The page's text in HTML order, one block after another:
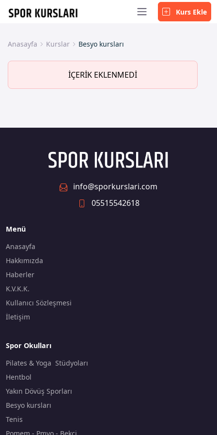
Kurs Ekle
Anasayfa Kurslar Besyo kursları
İÇERİK EKLENMEDİ
info@sporkurslari.com
05515542618
Menü
Anasayfa
Hakkımızda
Haberler
K.V.K.K.
Kullanıcı Sözleşmesi
İletişim
Spor Okulları
Pilates & Yoga Stüdyoları
Hentbol
Yakın Dövüş Sporları
Besyo kursları
Tenis